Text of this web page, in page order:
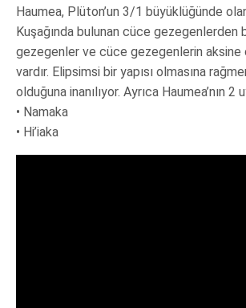
Haumea, Plüton’un 3/1 büyüklüğünde
Kuşağında bulunan cüce gezegenlerden
gezegenler ve cüce gezegenlerin aksine
vardır. Elipsimsi bir yapısı olmasına
olduğuna inanılıyor. Ayrıca Haumea’nın 2
• Namaka
• Hi’iaka